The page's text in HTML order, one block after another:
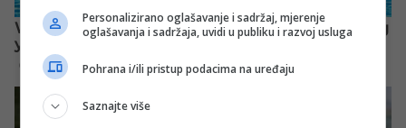
Personalizirano oglašavanje i sadržaj, mjerenje
oglašavanja i sadržaja, uvidi u publiku i razvoj usluga
Pohrana i/ili pristup podacima na uređaju
Saznajte više